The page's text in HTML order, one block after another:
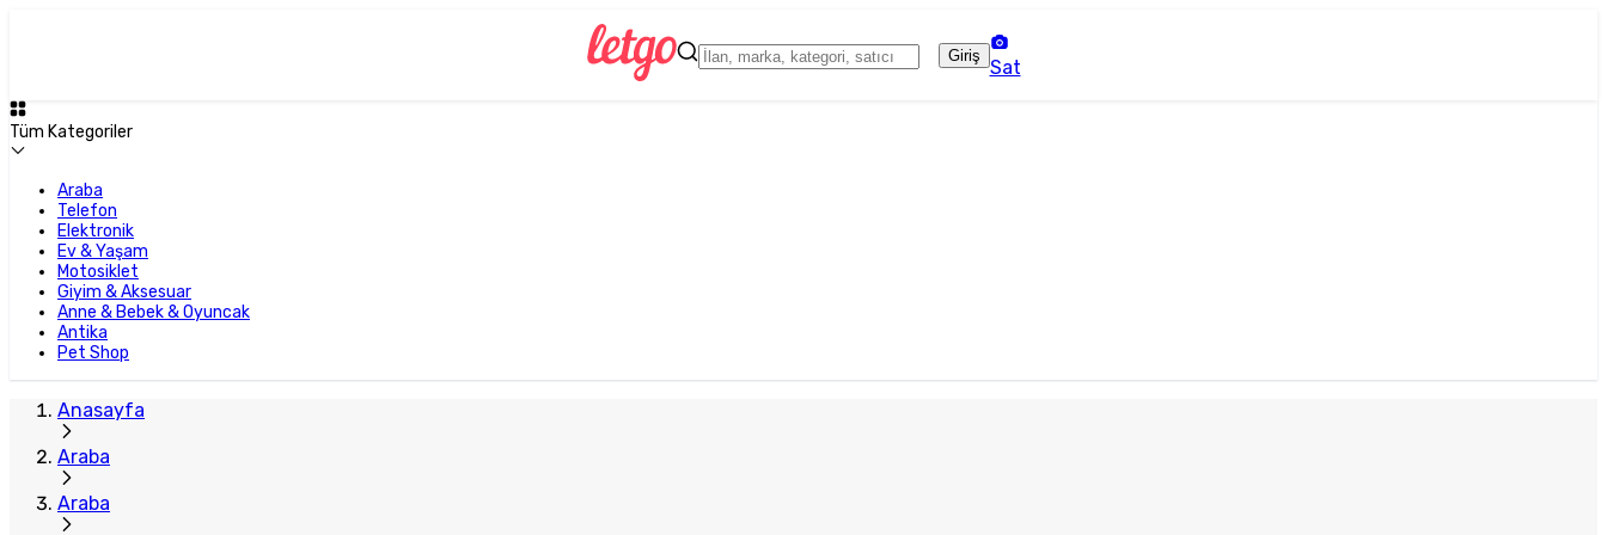
Giriş
Sat
Tüm Kategoriler
Araba
Telefon
Elektronik
Ev & Yaşam
Motosiklet
Giyim & Aksesuar
Anne & Bebek & Oyuncak
Antika
Pet Shop
Anasayfa
Araba
Araba